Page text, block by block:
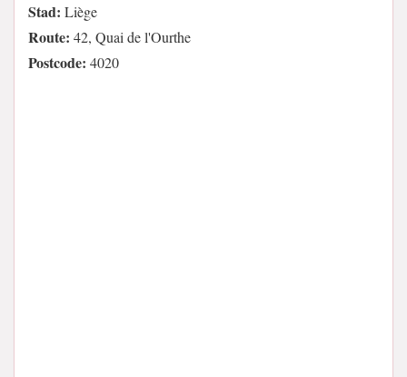
Stad: Liège
Route: 42, Quai de l'Ourthe
Postcode: 4020